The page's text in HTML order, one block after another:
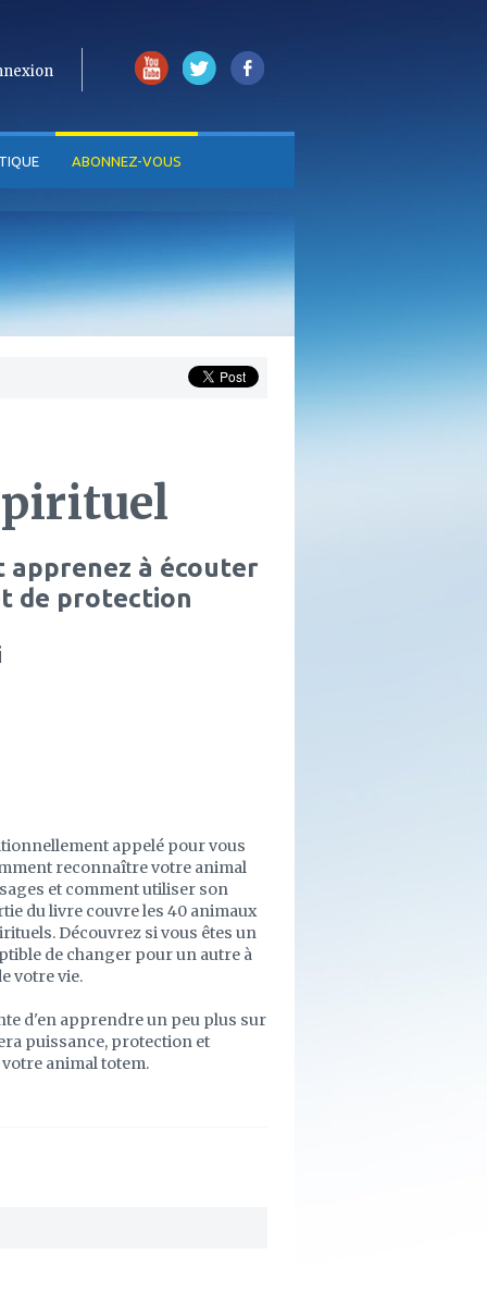
ABONNEZ-VOUS
à écouter
de protection
appelé pour vous
reconnaître votre animal
et comment utiliser son
du livre couvre les 40 animaux
Découvrez si vous êtes un
de changer pour un autre à
votre vie.
d'en apprendre un peu plus sur
puissance, protection et
animal totem.